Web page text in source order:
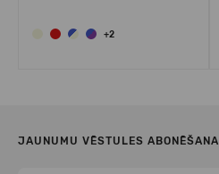
+2
JAUNUMU VĒSTULES ABONĒŠANA